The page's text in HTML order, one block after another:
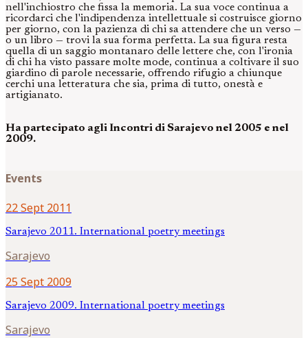
nell'inchiostro che fissa la memoria. La sua voce continua a
ricordarci che l'indipendenza intellettuale si costruisce giorno
per giorno, con la pazienza di chi sa attendere che un verso —
o un libro — trovi la sua forma perfetta. La sua figura resta
quella di un saggio montanaro delle lettere che, con l'ironia
di chi ha visto passare molte mode, continua a coltivare il suo
giardino di parole necessarie, offrendo rifugio a chiunque
cerchi una letteratura che sia, prima di tutto, onestà e
artigianato.
Ha partecipato agli Incontri di Sarajevo nel 2005 e nel
2009.
Events
22 Sept 2011
Sarajevo 2011. International poetry meetings
Sarajevo
25 Sept 2009
Sarajevo 2009. International poetry meetings
Sarajevo